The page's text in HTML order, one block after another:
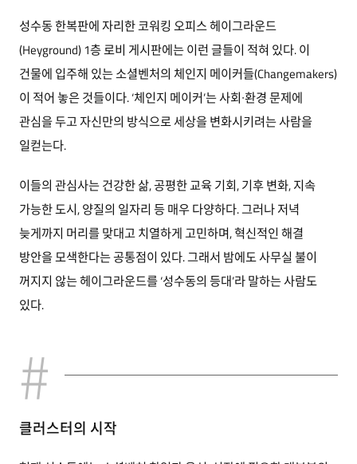
성수동 한복판에 자리한 코워킹 오피스 헤이그라운드
(Heyground) 1층 로비 게시판에는 이런 글들이 적혀 있다. 이
건물에 입주해 있는 소셜벤처의 체인지 메이커들(Changemakers)
이 적어 놓은 것들이다. ‘체인지 메이커’는 사회∙환경 문제에
관심을 두고 자신만의 방식으로 세상을 변화시키려는 사람을
일컫는다.
이들의 관심사는 건강한 삶, 공평한 교육 기회, 기후 변화, 지속
가능한 도시, 양질의 일자리 등 매우 다양하다. 그러나 저녁
늦게까지 머리를 맞대고 치열하게 고민하며, 혁신적인 해결
방안을 모색한다는 공통점이 있다. 그래서 밤에도 사무실 불이
꺼지지 않는 헤이그라운드를 ‘성수동의 등대’라 말하는 사람도
있다.
클러스터의 시작